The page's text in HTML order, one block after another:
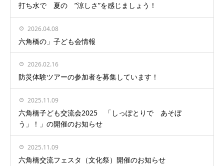
打ち水で 夏の ”涼しさ”を感じましょう！
2026.04.08
六角橋の」子ども会情報
2026.02.16
防災体験ツアーの参加者を募集しています！
2025.11.09
六角橋子ども交流会2025 「しっぽとりで あそぼ
う」！」の開催のお知らせ
2025.11.09
六角橋交流フェスタ（文化祭）開催のお知らせ